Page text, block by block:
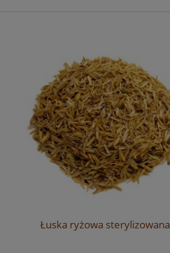
Łuska ryżowa sterylizowana